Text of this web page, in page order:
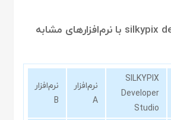
نرم‌افزار
A
نرم‌افزار